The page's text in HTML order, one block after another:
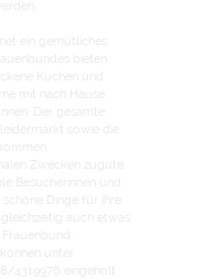
ein gemütliches
bieten
Kuchen und
mit nach Hause
Der gesamte
sowie die
Zwecken zugute.
Besucherinnen und
Dinge für ihre
auch etwas
unter
4319976 eingeholt